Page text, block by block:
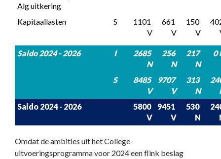
Alg uitkering
Kapitaallasten S
1101
V
661
V
150
V
Saldo 2024 - 2026 I
2685
N
256
N
217
N
0
S
8485
V
9707
V
313
N
Saldo 2024 - 2026
5800
V
9451
V
530
N
Omdat de ambities uit het College-
uitvoeringsprogramma voor 2024 een flink beslag